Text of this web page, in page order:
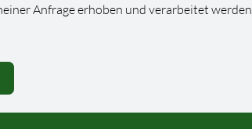
Anfrage erhoben und verarbeitet werden.